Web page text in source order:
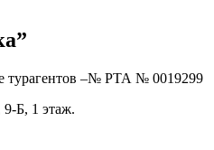
турагентов –№ РТА № 0019299
9-Б, 1 этаж.